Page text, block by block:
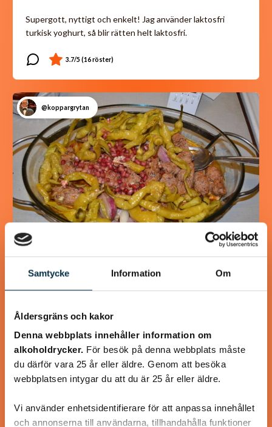
Samtycke Information Om
Åldersgräns och kakor
Denna webbplats innehåller information om
alkoholdrycker. För besök på denna webbplats måste
du därför vara 25 år eller äldre. Genom att besöka
webbplatsen intygar du att du är 25 år eller äldre.
Vi använder enhetsidentifierare för att anpassa innehållet
och annonserna till användarna, tillhandahålla funktioner
Supergott, nyttigt och enkelt! Jag använder laktosfri
turkisk yoghurt, så blir rätten helt laktosfri.
@koppargrytan
Turkisk köfte
@koppargrytan